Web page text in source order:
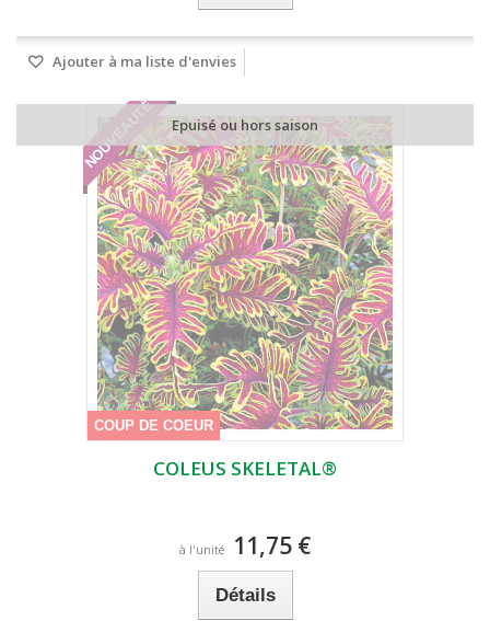
Ajouter à ma liste d'envies
Epuisé ou hors saison
COUP DE COEUR
NOUVEAUTÉ
COLEUS SKELETAL®
à l'unité 11,75 €
Détails